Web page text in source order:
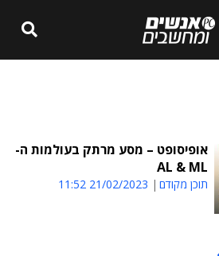
אופיסופט – מסע מרתק בעולמות ה-
AL & ML
תוכן מקודם 21/02/2023 11:52